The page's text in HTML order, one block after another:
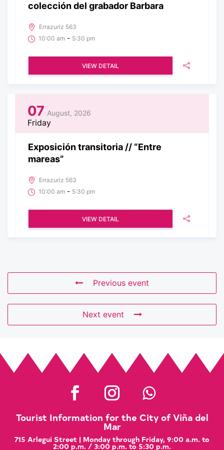
colección del grabador Barbara
Errazuriz 563
10:00 am - 5:30 pm
VIEW DETAIL
07 August, 2026
Friday
Exposición transitoria // “Entre
mareas”
Errazuriz 563
10:00 am - 5:30 pm
VIEW DETAIL
Previous event
Next event
Tourist Information for the City of Viña del
Mar
715 Arlegui Street | Monday through Friday, 9:00 a.m. to
2:00 p.m. / 3:00 p.m. to 5:30 p.m.